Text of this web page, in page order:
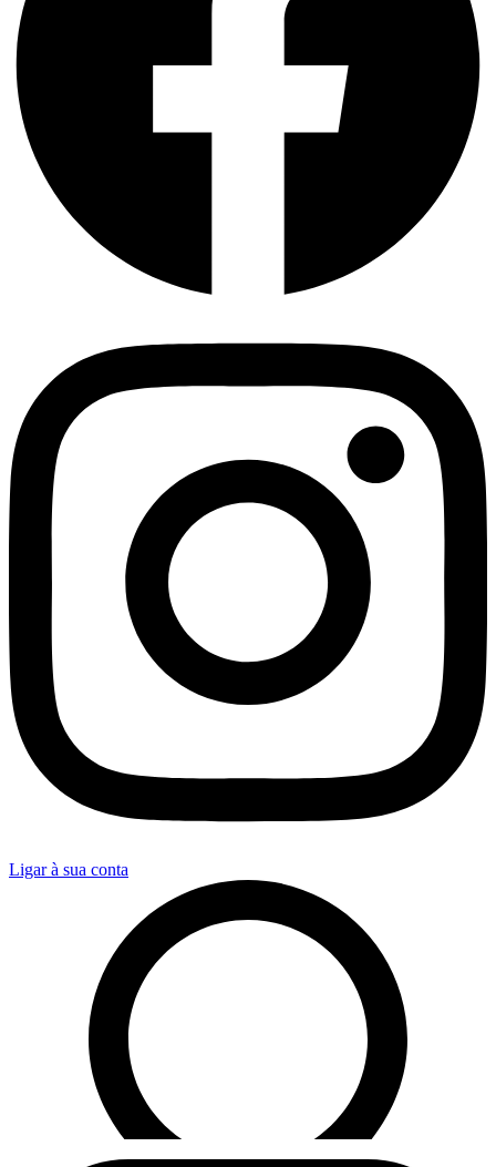
Ligar à sua conta